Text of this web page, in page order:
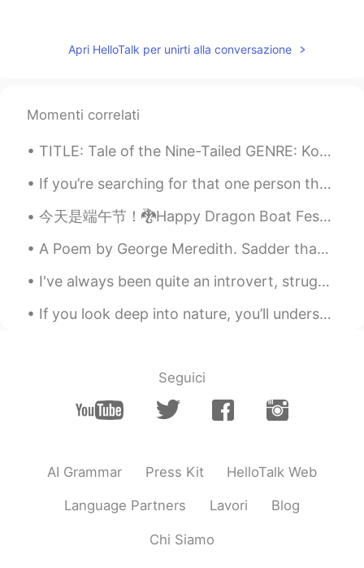
Que linda foto, felicidades por el bonito
hermosa. 🤗
Louis 2020.08.28 22:07
@Ana muchas gracias Ana
ES EN
Que su recuerdo te de mucha fuerza para
@LizI like that thought. Thank you.
ES
family will remember her with love and
Remember that if we don't forget them,
Apri HelloTalk per unirti alla conversazione
Momenti correlati
TITLE: Tale of the Nine-Tailed GENRE: Korean Drama, Action, Fantasy, Horror, Romance and Suspens...
If you’re searching for that one person that will change your life, take a look in the mirror. Yo...
今天是端午节！🐉Happy Dragon Boat Festival Day to all my Chinese friends, I really want to see it, but I ...
A Poem by George Meredith. Sadder than is the moon's lost light, Lost ere the kindling of ...
I've always been quite an introvert, struggled to make friends and put myself out there. I've bee...
If you look deep into nature, you’ll understand everything better and If you truly love nature, y...
Seguici
AI Grammar Press Kit HelloTalk Web
Language Partners Lavori Blog
Chi Siamo